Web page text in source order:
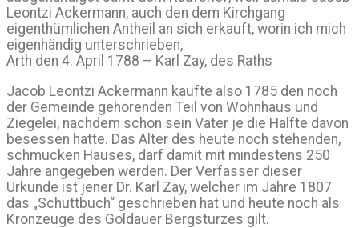
Leontzi Ackermann, auch den dem Kirchgang
eigenthümlichen Antheil an sich erkauft, worin ich mich
eigenhändig unterschrieben,
Arth den 4. April 1788 – Karl Zay, des Raths
Jacob Leontzi Ackermann kaufte also 1785 den noch
der Gemeinde gehörenden Teil von Wohnhaus und
Ziegelei, nachdem schon sein Vater je die Hälfte davon
besessen hatte. Das Alter des heute noch stehenden,
schmucken Hauses, darf damit mit mindestens 250
Jahre angegeben werden. Der Verfasser dieser
Urkunde ist jener Dr. Karl Zay, welcher im Jahre 1807
das „Schuttbuch“ geschrieben hat und heute noch als
Kronzeuge des Goldauer Bergsturzes gilt.